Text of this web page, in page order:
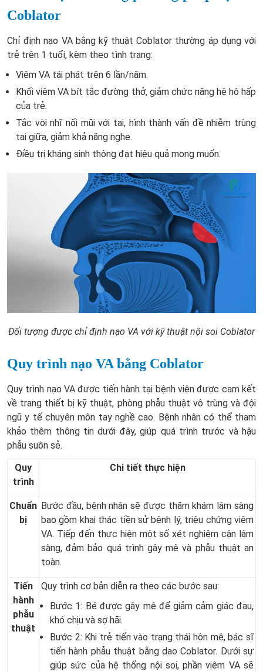
Coblator
Chỉ định nạo VA bằng kỹ thuật Coblator thường áp dụng với
trẻ trên 1 tuổi, kèm theo tình trạng:
Viêm VA tái phát trên 6 lần/năm.
Khối viêm VA bít tắc đường thở, giảm chức năng hệ hô hấp
của trẻ.
Tắc vòi nhĩ nối mũi với tai, hình thành vấn đề nhiễm trùng
tai giữa, giảm khả năng nghe.
Điều trị kháng sinh thông đạt hiệu quả mong muốn.
Đối tượng được chỉ định nạo VA với kỹ thuật nội soi Coblator
Quy trình nạo VA bằng Coblator
Quy trình nạo VA được tiến hành tại bệnh viện được cam kết
về trang thiết bị kỹ thuật, phòng phẫu thuật vô trùng và đội
ngũ y tế chuyên môn tay nghề cao. Bệnh nhân có thể tham
khảo thêm thông tin dưới đây, giúp quá trình trước và hậu
phẫu suôn sẻ.
Quy
trình
Chi tiết thực hiện
Chuẩn
bị
Bước đầu, bệnh nhân sẽ được thăm khám lâm sàng
bao gồm khai thác tiền sử bệnh lý, triệu chứng viêm
VA. Tiếp đến thực hiện một số xét nghiệm cận lâm
sàng, đảm bảo quá trình gây mê và phẫu thuật an
toàn.
Tiến
hành
phẫu
thuật
Quy trình cơ bản diễn ra theo các bước sau:
Bước 1: Bé được gây mê để giảm cảm giác đau,
khó chịu và sợ hãi.
Bước 2: Khi trẻ tiến vào trạng thái hôn mê, bác sĩ
tiến hành phẫu thuật bằng dao Coblator. Dưới sự
giúp sức của hệ thống nội soi, phần viêm VA sẽ